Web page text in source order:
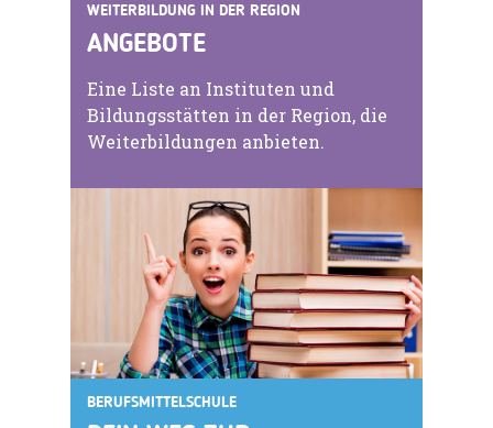
WEITERBILDUNG IN DER REGION
ANGEBOTE
Eine Liste an Instituten und
Bildungsstätten in der Region, die
Weiterbildungen anbieten.
BERUFSMITTELSCHULE